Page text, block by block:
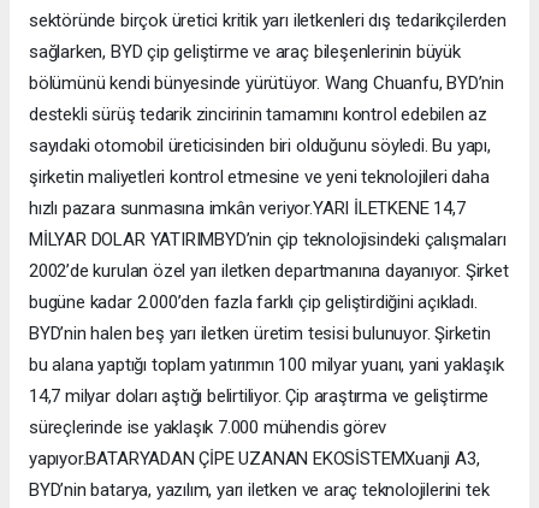
sektöründe birçok üretici kritik yarı iletkenleri dış tedarikçilerden
sağlarken, BYD çip geliştirme ve araç bileşenlerinin büyük
bölümünü kendi bünyesinde yürütüyor. Wang Chuanfu, BYD’nin
destekli sürüş tedarik zincirinin tamamını kontrol edebilen az
sayıdaki otomobil üreticisinden biri olduğunu söyledi. Bu yapı,
şirketin maliyetleri kontrol etmesine ve yeni teknolojileri daha
hızlı pazara sunmasına imkân veriyor.YARI İLETKENE 14,7
MİLYAR DOLAR YATIRIMBYD’nin çip teknolojisindeki çalışmaları
2002’de kurulan özel yarı iletken departmanına dayanıyor. Şirket
bugüne kadar 2.000’den fazla farklı çip geliştirdiğini açıkladı.
BYD’nin halen beş yarı iletken üretim tesisi bulunuyor. Şirketin
bu alana yaptığı toplam yatırımın 100 milyar yuanı, yani yaklaşık
14,7 milyar doları aştığı belirtiliyor. Çip araştırma ve geliştirme
süreçlerinde ise yaklaşık 7.000 mühendis görev
yapıyor.BATARYADAN ÇİPE UZANAN EKOSİSTEMXuanji A3,
BYD’nin batarya, yazılım, yarı iletken ve araç teknolojilerini tek